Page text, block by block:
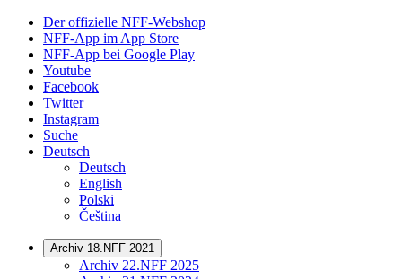
Der offizielle NFF-Webshop
NFF-App im App Store
NFF-App bei Google Play
Youtube
Facebook
Twitter
Instagram
Suche
Deutsch
Deutsch
English
Polski
Čeština
Archiv 18.NFF 2021
Archiv 22.NFF 2025